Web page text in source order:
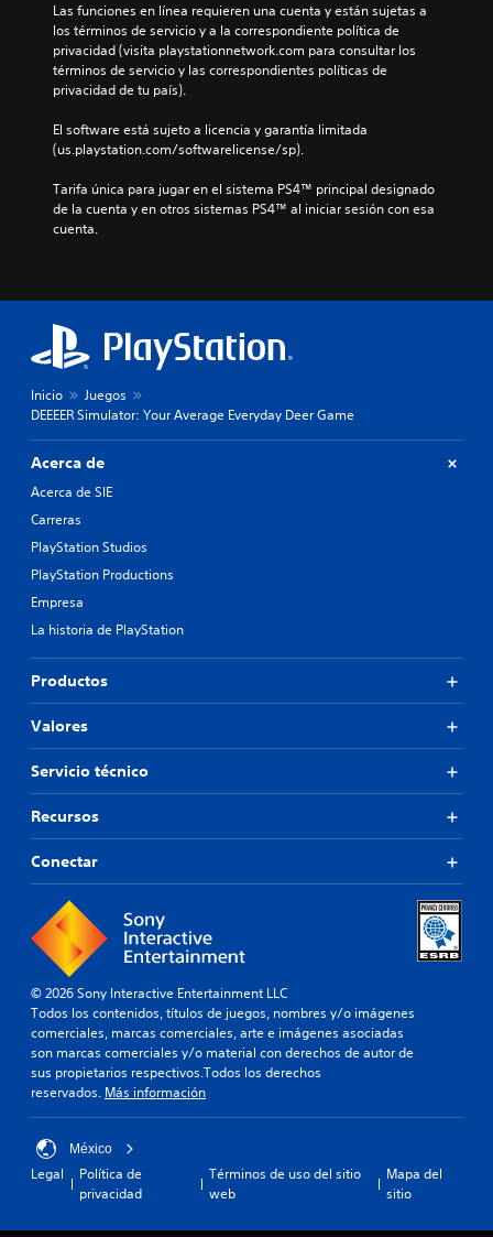
Las funciones en línea requieren una cuenta y están sujetas a
los términos de servicio y a la correspondiente política de
privacidad (visita playstationnetwork.com para consultar los
términos de servicio y las correspondientes políticas de
privacidad de tu país).
El software está sujeto a licencia y garantía limitada
(us.playstation.com/softwarelicense/sp).
Tarifa única para jugar en el sistema PS4™ principal designado
de la cuenta y en otros sistemas PS4™ al iniciar sesión con esa
cuenta.
Inicio
Juegos
DEEEER Simulator: Your Average Everyday Deer Game
Acerca de
Acerca de SIE
Carreras
PlayStation Studios
PlayStation Productions
Empresa
La historia de PlayStation
Productos
Valores
Servicio técnico
Recursos
Conectar
© 2026 Sony Interactive Entertainment LLC
Todos los contenidos, títulos de juegos, nombres y/o imágenes
comerciales, marcas comerciales, arte e imágenes asociadas
son marcas comerciales y/o material con derechos de autor de
sus propietarios respectivos.Todos los derechos
reservados. Más información
México
Legal
Política de
privacidad
Términos de uso del sitio
web
Mapa del
sitio